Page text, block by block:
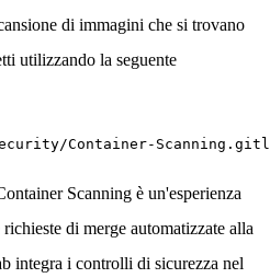
di immagini che si trovano
utilizzando la seguente
Container-
Scanning è un'esperienza
di merge automatizzate alla
integra i controlli di sicurezza nel